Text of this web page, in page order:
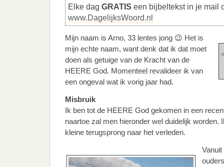
Elke dag GRATIS een bijbeltekst in je mail
www.DagelijksWoord.nl
Mijn naam is Arno, 33 lentes jong 😉 Het is
mijn echte naam, want denk dat ik dat moet
doen als getuige van de Kracht van de
HEERE God. Momenteel revalideer ik van
een ongeval wat ik vorig jaar had.
Misbruik
Ik ben tot de HEERE God gekomen in een
naartoe zal men hieronder wel duidelijk worden.
kleine terugsprong naar het verleden.